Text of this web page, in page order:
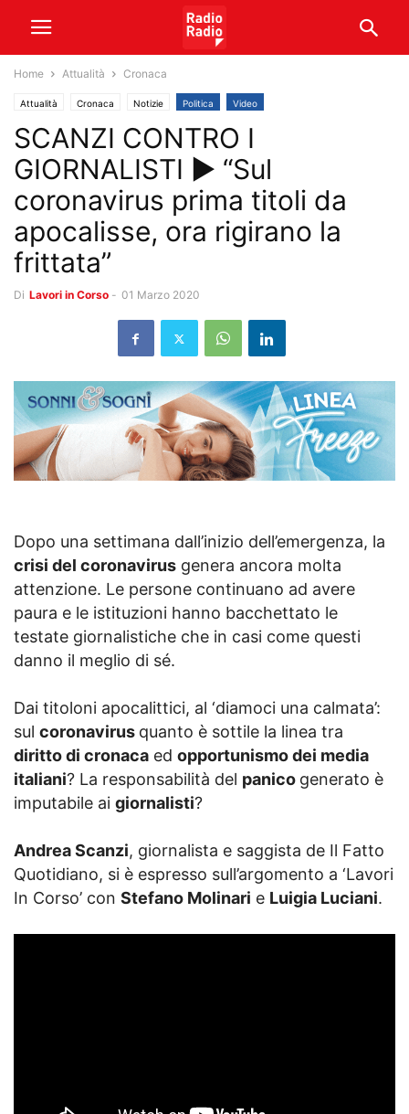
Home Attualità Cronaca
Attualità Cronaca Notizie Politica Video
SCANZI CONTRO I
GIORNALISTI ► “Sul
coronavirus prima titoli da
apocalisse, ora rigirano la
frittata”
Di Lavori in Corso - 01 Marzo 2020
Dopo una settimana dall’inizio dell’emergenza, la
crisi del coronavirus genera ancora molta
attenzione. Le persone continuano ad avere
paura e le istituzioni hanno bacchettato le
testate giornalistiche che in casi come questi
danno il meglio di sé.
Dai titoloni apocalittici, al ‘diamoci una calmata’:
sul coronavirus quanto è sottile la linea tra
diritto di cronaca ed opportunismo dei media
italiani? La responsabilità del panico generato è
imputabile ai giornalisti?
Andrea Scanzi, giornalista e saggista de Il Fatto
Quotidiano, si è espresso sull’argomento a ‘Lavori
In Corso’ con Stefano Molinari e Luigia Luciani.